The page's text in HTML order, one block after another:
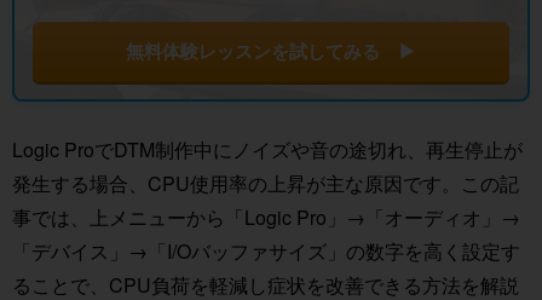
無料体験レッスンを試してみる ▶
Logic ProでDTM制作中にノイズや音の途切れ、再生停止が
発生する場合、CPU使用率の上昇が主な原因です。この記
事では、上メニューから「Logic Pro」→「オーディオ」→
「デバイス」→「I/Oバッファサイズ」の数字を高く設定す
ることで、CPU負荷を軽減し症状を改善できる方法を解説